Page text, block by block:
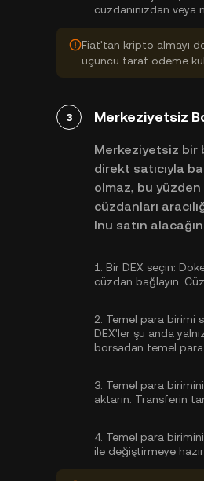
cüzdanınızdan
Fiat'tan kripto almayı
üçüncü taraf ödeme
3 Merkeziyetsiz
Merkeziyetsiz bir
direkt satıcıyla
olmaz, bu
cüzdanları
Inu satın
1. Bir DEX seçin:
cüzdan bağlayın.
2. Temel para birimi
DEX'ler şu anda
borsadan temel
3. Temel para
aktarın. Transferin
4. Temel para
ile değiştirmeye